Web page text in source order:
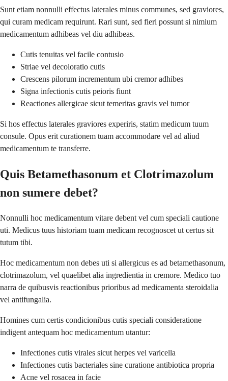
Sunt etiam nonnulli effectus laterales minus communes, sed graviores,
qui curam medicam requirunt. Rari sunt, sed fieri possunt si nimium
medicamentum adhibeas vel diu adhibeas.
Cutis tenuitas vel facile contusio
Striae vel decoloratio cutis
Crescens pilorum incrementum ubi cremor adhibes
Signa infectionis cutis peioris fiunt
Reactiones allergicae sicut temeritas gravis vel tumor
Si hos effectus laterales graviores experiris, statim medicum tuum
consule. Opus erit curationem tuam accommodare vel ad aliud
medicamentum te transferre.
Quis Betamethasonum et Clotrimazolum
non sumere debet?
Nonnulli hoc medicamentum vitare debent vel cum speciali cautione
uti. Medicus tuus historiam tuam medicam recognoscet ut certus sit
tutum tibi.
Hoc medicamentum non debes uti si allergicus es ad betamethasonum,
clotrimazolum, vel quaelibet alia ingredientia in cremore. Medico tuo
narra de quibusvis reactionibus prioribus ad medicamenta steroidalia
vel antifungalia.
Homines cum certis condicionibus cutis speciali consideratione
indigent antequam hoc medicamentum utantur:
Infectiones cutis virales sicut herpes vel varicella
Infectiones cutis bacteriales sine curatione antibiotica propria
Acne vel rosacea in facie